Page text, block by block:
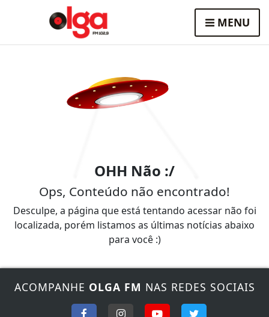
MENU
OHH Não :/
Ops, Conteúdo não encontrado!
Desculpe, a página que está tentando acessar não foi
localizada, porém listamos as últimas notícias abaixo
para você :)
ACOMPANHE OLGA FM NAS REDES SOCIAIS